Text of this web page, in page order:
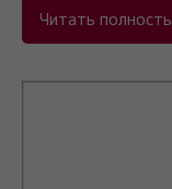
Читать